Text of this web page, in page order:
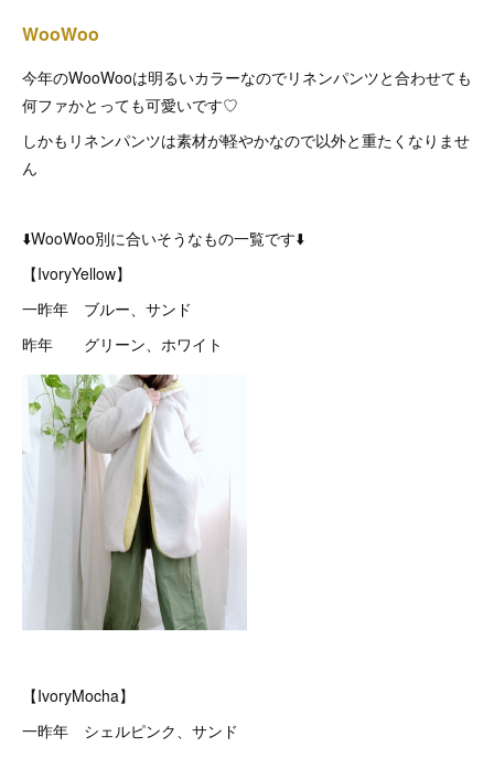
WooWoo
今年のWooWooは明るいカラーなのでリネンパンツと合わせても
何ファかとっても可愛いです♡
しかもリネンパンツは素材が軽やかなので以外と重たくなりませ
ん
⬇️WooWoo別に合いそうなもの一覧です⬇️
【IvoryYellow】
一昨年 ブルー、サンド
昨年 グリーン、ホワイト
【IvoryMocha】
一昨年 シェルピンク、サンド